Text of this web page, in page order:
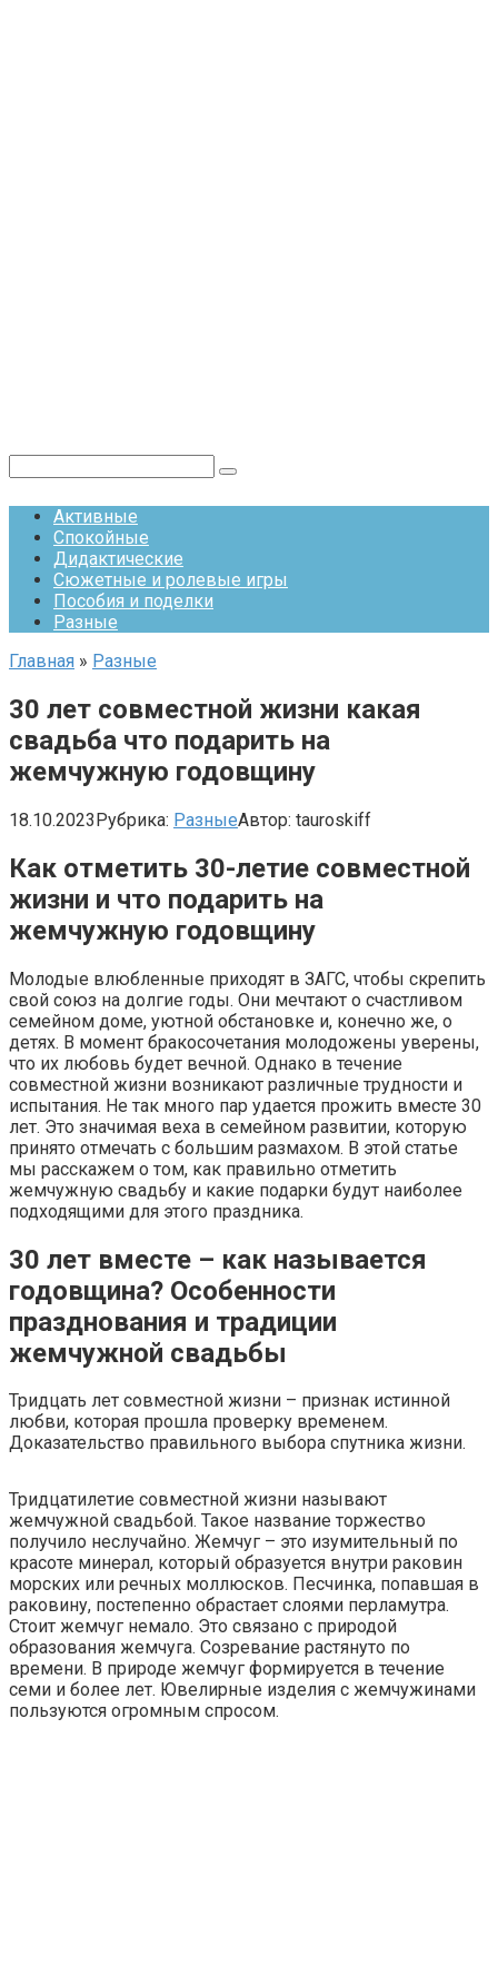
Активные
Спокойные
Дидактические
Сюжетные и ролевые игры
Пособия и поделки
Разные
Главная » Разные
30 лет совместной жизни какая
свадьба что подарить на
жемчужную годовщину
18.10.2023Рубрика: РазныеАвтор: tauroskiff
Как отметить 30-летие совместной
жизни и что подарить на
жемчужную годовщину
Молодые влюбленные приходят в ЗАГС, чтобы скрепить
свой союз на долгие годы. Они мечтают о счастливом
семейном доме, уютной обстановке и, конечно же, о
детях. В момент бракосочетания молодожены уверены,
что их любовь будет вечной. Однако в течение
совместной жизни возникают различные трудности и
испытания. Не так много пар удается прожить вместе 30
лет. Это значимая веха в семейном развитии, которую
принято отмечать с большим размахом. В этой статье
мы расскажем о том, как правильно отметить
жемчужную свадьбу и какие подарки будут наиболее
подходящими для этого праздника.
30 лет вместе – как называется
годовщина? Особенности
празднования и традиции
жемчужной свадьбы
Тридцать лет совместной жизни – признак истинной
любви, которая прошла проверку временем.
Доказательство правильного выбора спутника жизни.
Тридцатилетие совместной жизни называют
жемчужной свадьбой. Такое название торжество
получило неслучайно. Жемчуг – это изумительный по
красоте минерал, который образуется внутри раковин
морских или речных моллюсков. Песчинка, попавшая в
раковину, постепенно обрастает слоями перламутра.
Стоит жемчуг немало. Это связано с природой
образования жемчуга. Созревание растянуто по
времени. В природе жемчуг формируется в течение
семи и более лет. Ювелирные изделия с жемчужинами
пользуются огромным спросом.